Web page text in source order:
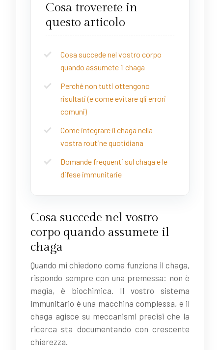
Cosa troverete in
questo articolo
Cosa succede nel vostro corpo
quando assumete il chaga
Perché non tutti ottengono
risultati (e come evitare gli errori
comuni)
Come integrare il chaga nella
vostra routine quotidiana
Domande frequenti sul chaga e le
difese immunitarie
Cosa succede nel vostro
corpo quando assumete il
chaga
Quando mi chiedono come funziona il chaga,
rispondo sempre con una premessa: non è
magia, è biochimica. Il vostro sistema
immunitario è una macchina complessa, e il
chaga agisce su meccanismi precisi che la
ricerca sta documentando con crescente
chiarezza.